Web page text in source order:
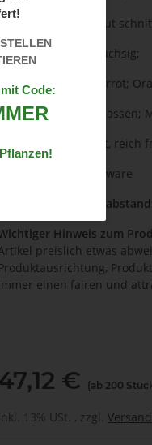
Code:
Sehr gut
mäßig wüchsig;
Laub:
Rot bis purpurrot;
hellgelb, in Massen;
glänzend rot, reich
Ballenware
Empfohlener
Hinweis zum
preislich etwas
Produktausrichtung,
einen fairen und
€ (ab 200
inkl. 13% USt. , zzgl. Versand